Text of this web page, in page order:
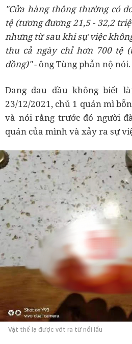
"Cửa hàng thông thường có
tệ (tương đương 21,5 - 32,2
nhưng từ sau khi sự việc
thu cả ngày chỉ hơn 700 tệ
đồng)"- ông Tùng phẫn nộ nói.
Đang đau đầu không biết
23/12/2021, chủ 1 quán mì
và nói rằng trước đó người
quán của mình và xảy ra sự
Vật thể lạ được vớt ra từ nồi lẩu